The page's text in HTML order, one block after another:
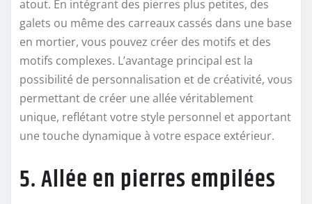
atout. En intégrant des pierres plus petites, des
galets ou même des carreaux cassés dans une base
en mortier, vous pouvez créer des motifs et des
motifs complexes. L’avantage principal est la
possibilité de personnalisation et de créativité, vous
permettant de créer une allée véritablement
unique, reflétant votre style personnel et apportant
une touche dynamique à votre espace extérieur.
5. Allée en pierres empilées